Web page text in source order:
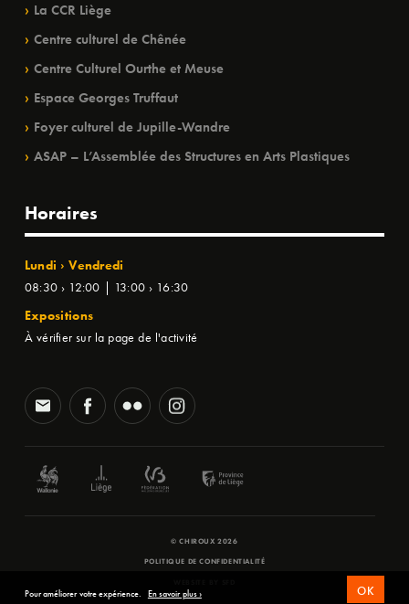
La CCR Liège
Centre culturel de Chênée
Centre Culturel Ourthe et Meuse
Espace Georges Truffaut
Foyer culturel de Jupille-Wandre
ASAP – L’Assemblée des Structures en Arts Plastiques
Horaires
Lundi › Vendredi
08:30 › 12:00 | 13:00 › 16:30
Expositions
À vérifier sur la page de l'activité
© CHIROUX 2026
POLITIQUE DE CONFIDENTIALITÉ
Pour améliorer votre expérience. En savoir plus › OK